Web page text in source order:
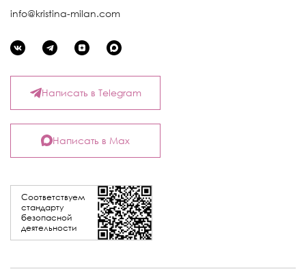
info@kristina-milan.com
Соответствуем
стандарту
безопасной
деятельности
Написать в Telegram
Написать в Max